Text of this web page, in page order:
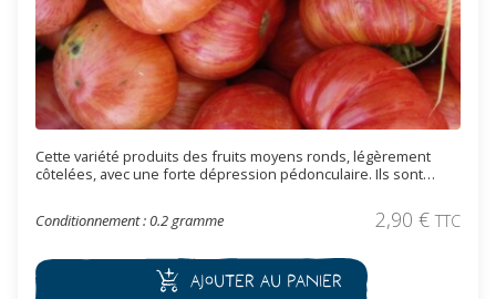
Cette variété produits des fruits moyens ronds, légèrement
côtelées, avec une forte dépression pédonculaire. Ils sont
à la saveur parfumée et agréable. Tendance au fendillement.
Variété tardive.
Conditionnement : 0.2 gramme 2,90 € TTC
Ajouter au panier